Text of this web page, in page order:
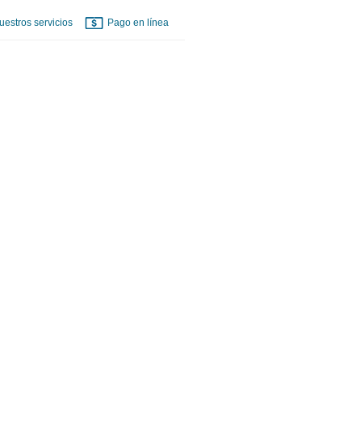
servicios Pago en línea